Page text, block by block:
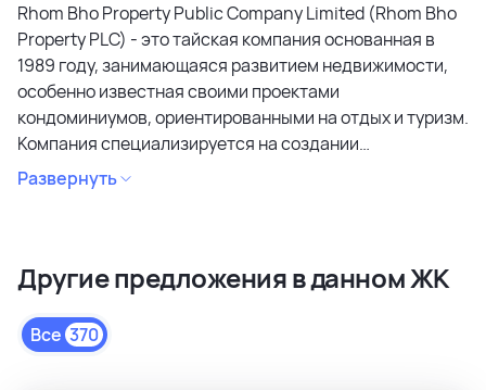
Rhom Bho Property Public Company Limited (Rhom Bho
Property PLC) - это тайская компания основанная в
1989 году, занимающаяся развитием недвижимости,
особенно известная своими проектами
кондоминиумов, ориентированными на отдых и туризм.
Компания специализируется на создании
кондоминиумов в привлекательных районах, уделяя
особое внимание дизайну, качеству строительства и
коммерческих объектах и жилой недвижимости
высокого качества в сегментах недвижимости
премиального и среднего класса. Среди районов
застройки как престижные комьюнити Бангкока, так и
Развернуть
Другие предложения в данном ЖК
Все 370